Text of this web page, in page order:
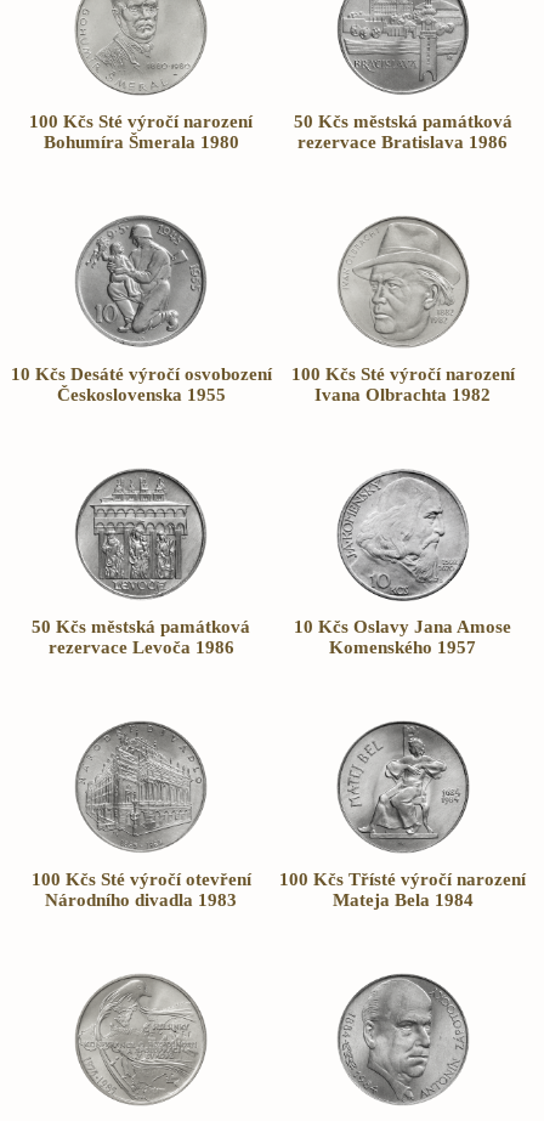
100 Kčs Sté výročí narození
Bohumíra Šmerala 1980
50 Kčs městská památková
rezervace Bratislava 1986
10 Kčs Desáté výročí osvobození
Československa 1955
100 Kčs Sté výročí narození
Ivana Olbrachta 1982
50 Kčs městská památková
rezervace Levoča 1986
10 Kčs Oslavy Jana Amose
Komenského 1957
100 Kčs Sté výročí otevření
Národního divadla 1983
100 Kčs Třísté výročí narození
Mateja Bela 1984